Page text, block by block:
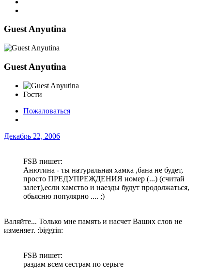
Guest Anyutina
Guest Anyutina
Гости
Пожаловаться
Декабрь 22, 2006
FSB пишет:
Анютина - ты натуральная хамка ,бана не будет,
просто ПРЕДУПРЕЖДЕНИЯ номер (...) (считай
залет),если хамство и наезды будут продолжаться,
обьясню популярно .... ;)
Валяйте... Только мне память и насчет Ваших слов не
изменяет. :biggrin:
FSB пишет:
раздам всем сестрам по серьге